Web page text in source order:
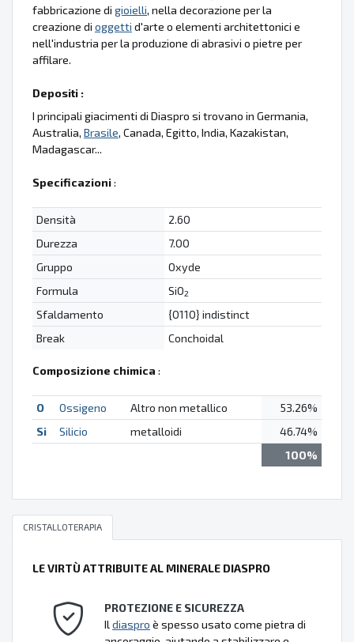
fabbricazione di gioielli, nella decorazione per la
creazione di oggetti d'arte o elementi architettonici e
nell'industria per la produzione di abrasivi o pietre per
affilare.
Depositi :
I principali giacimenti di Diaspro si trovano in Germania,
Australia, Brasile, Canada, Egitto, India, Kazakistan,
Madagascar...
Specificazioni:
Densità
2.60
Durezza
7.00
Gruppo
Oxyde
Formula
SiO2
Sfaldamento
{0110} indistinct
Break
Conchoidal
Composizione chimica :
O Ossigeno Altro non metallico
53.26%
Si
Silicio metalloidi
46.74%
100%
CRISTALLOTERAPIA
LE VIRTÙ ATTRIBUITE AL MINERALE DIASPRO
PROTEZIONE E SICUREZZA
Il diaspro è spesso usato come pietra di